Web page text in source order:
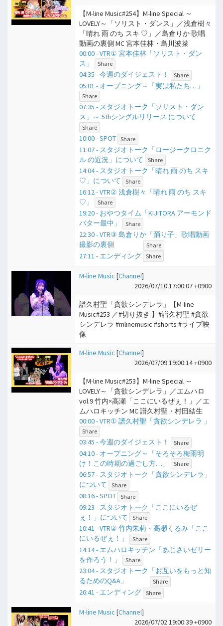
【M-line Music#254】M-line Special ～
LOVELY～「ソリスト・ダンス」／浅倉樹々
「晴れ 雨 のち スキ ♡」／島倉りか 歌唱
動画の裏側 MC 宮本佳林・島川波菜
00:00 - VTR① 宮本佳林「ソリスト・ダン
ス」
Share
04:35 - 今週のダイジェスト！ Share
05:01 - オープニング～「実は私たち…」
Share
07:35 - スタジオトーク「ソリスト・ダン
ス」～ 5thシングルリリース について
Share
10:00 - SPOT Share
11:07 - スタジオトーク「ロージークロニク
ル の近況」について
Share
14:04 - スタジオトーク「晴れ 雨 のち スキ
♡」について
Share
16:12 - VTR② 浅倉樹々「晴れ 雨 のち スキ
♡」
Share
19:20 - おやつタイム「KIJITORA アーモンド
バター最中」
Share
22:30 - VTR③ 島倉りか「踊り子」歌唱動画
撮影の裏側
Share
27:11 - エンディング Share
M-line Music [Channel]
2026/07/10 17:00:07 +0900
譜久村聖「貪欲シンデレラ」【M-line
Music#253 ／#切り抜き 】#譜久村聖 #貪欲
シンデレラ #mlinemusic #shorts #ライブ映
像
M-line Music [Channel]
2026/07/09 19:00:14 +0900
【M-line Music#253】M-line Special ～
LOVELY～「貪欲シンデレラ」／エムハロ
vol.9 竹内×高瀬「ここにいるぜぇ！」／エ
ムハロキッチン MC 譜久村聖・村田結生
00:00 - VTR① 譜久村聖「貪欲シンデレラ 」
Share
03:45 - 今週のダイジェスト！ Share
04:10 - オープニング～「そろそろ梅雨明
け！この時期の過ごし方…」
Share
06:57 - スタジオトーク「貪欲シンデレラ」
について
Share
08:16 - SPOT Share
09:23 - スタジオトーク「ここにいるぜ
ぇ！」について
Share
10:41 - VTR② 竹内朱莉・高瀬くるみ「ここ
にいるぜぇ！」
Share
14:14 - エムハロキッチン「あじさいゼリー
を作ろう！」
Share
23:04 - スタジオトーク「お互いをもっと知
るためのQ&A」
Share
26:41 - エンディング Share
M-line Music [Channel]
2026/07/02 19:00:39 +0900